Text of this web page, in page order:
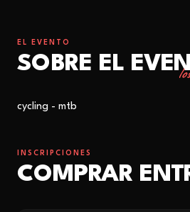
EL EVENTO
SOBRE EL
cycling - mtb
INSCRIPCIONES
COMPRAR